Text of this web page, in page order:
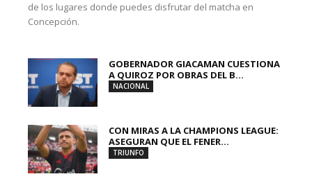
de los lugares donde puedes disfrutar del matcha en
Concepción.
GOBERNADOR GIACAMAN CUESTIONA
A QUIROZ POR OBRAS DEL B...
NACIONAL
CON MIRAS A LA CHAMPIONS LEAGUE:
ASEGURAN QUE EL FENER...
TRIUNFO